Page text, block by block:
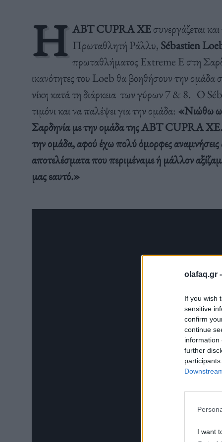
olafaq.gr -
If you wish
sensitive
confirm
continue
information
further
I want
Η ABT CUPRA XEσυνεργάζεται
Πρωταθλητή Ράλλυ, Sébastien
πρωταθλήματος Extreme E στη
ικανότητες του Loeb θα βοηθήσουν την ομάδα
νίκη κατά τη διάρκεια των γύρων 7 & 8. O
τιμόνι και να παλέψει για την ομάδα: «Νιώθω
Σαρδηνία με την ομάδα τηςABTCUPRAXE
την ομάδα, αφού έχω πολύ όμορφες αναμνήσεις
αποτελέσματα που περιμέναμε ή μάλλον
μας εαυτό.»